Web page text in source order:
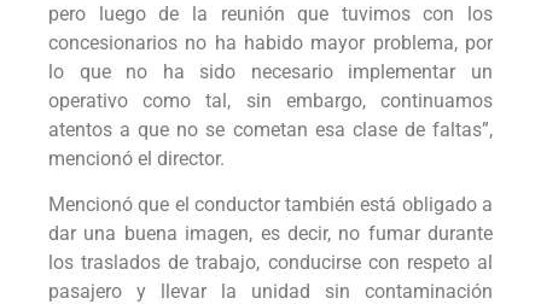
pero luego de la reunión que tuvimos con los
concesionarios no ha habido mayor problema, por
lo que no ha sido necesario implementar un
operativo como tal, sin embargo, continuamos
atentos a que no se cometan esa clase de faltas”,
mencionó el director.
Mencionó que el conductor también está obligado a
dar una buena imagen, es decir, no fumar durante
los traslados de trabajo, conducirse con respeto al
pasajero y llevar la unidad sin contaminación